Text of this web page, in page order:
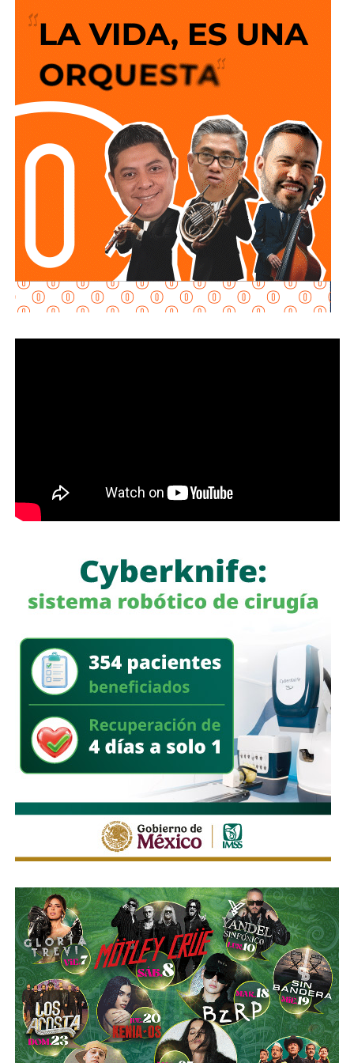
herramienta eficaz de difusión, que contribuye en la
búsqueda y localización de niñas, niños y adolescentes,
que se encuentren en riesgo de sufrir daños por motivo de
su no localización o cualquier circunstancia donde se
presuma la comisión de algún delito ocurrido en territorio
nacional.
Afirmó que fortalecer la difusión de laAlerta Amberes
necesario e implica aprovechar los medios que ya se
conocen e implementan, y emplear nuevas herramientas
tecnológicas como las redes sociales, aplicaciones
móviles, mensajería instantánea y alianzas con empresas
privadas que permitan que la ciudadanía se convierta en un
aliado fundamental y estratégico en la búsqueda de
personas.
Por ello, propone que las instituciones de seguridad
pública del Estado, en el ámbito de sus atribuciones,
competente en materia de búsqueda de personas
desaparecidas o no localizadas conforme a la legislación
aplicable, para la difusión de boletines o alertas oficiales,
incluidos los mecanismos de alerta Amber u otros
tecnológicos disponibles, conforme a los convenios de
colaboración que para tal efecto se celebren.